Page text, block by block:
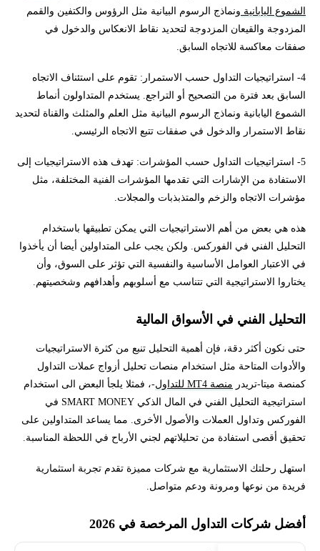
الشموع اليابانية ونماذج الرسوم البيانية مثل الرؤوس والكتفين والقمم
المزدوجة والقيعان المزدوجة لتحديد نقاط الانعكاس والدخول في
صفقات معاكسة للاتجاه السابق.
4- استراتيجيات التداول حسب الاستمرار: تقوم على استئناف الاتجاه
السابق بعد فترة من التصحيح أو التراجع. يستخدم المتداولون أنماط
الشموع اليابانية ونماذج الرسوم البيانية مثل العلم والمثلث والقناة لتحديد
نقاط الاستمرار والدخول في صفقات تتبع الاتجاه الرئيسي.
5- استراتيجيات التداول حسب المؤشرات: تهدف هذه الاستراتيجيات إلى
الاستفادة من الإشارات التي تقدمها المؤشرات الفنية المختلفة، مثل
مؤشرات الاتجاه والزخم والمتذبذبات والمجلات.
هذه هي بعض من أهم الاستراتيجيات التي يمكن تطبيقها باستخدام
التحليل الفني في الفوركس. ولكن يجب على المتداولين أيضا أن يأخذوا
في الاعتبار العوامل الأساسية والنفسية التي تؤثر على السوق، وأن
يختاروا الاستراتيجية التي تتناسب مع أسلوبهم وأهدافهم وشخصيتهم.
التحليل الفني في الأسواق المالية
حتى نكون أكثر دقة، فإن أهمية التحليل تنبع من كثرة الاستراتيجيات
والأدوات المتاحة مثل استخدام منصات تحليل أزواج عملات التداول
كمنصة ميتا-تريدر منصة MT4 للتداول
-، فمثلا يلجأ البعض الى استخدام
استراتيجية التحليل الفني في المال الذكي SMART MONEY في
الفوركس وتداول العملات والأصول الأخرى. مما يساعد المتداولين على
تحقيق أقصى استفادة من تحليلاتهم لجني الأرباح في اللحظة المناسبة.
استهل رحلتك الاستثمارية مع شركات مميزة تقدم تجربة استثمارية
فريدة من نوعها ومرونة ودعم متواصل.
أفضل شركات التداول المرخصة في 2026